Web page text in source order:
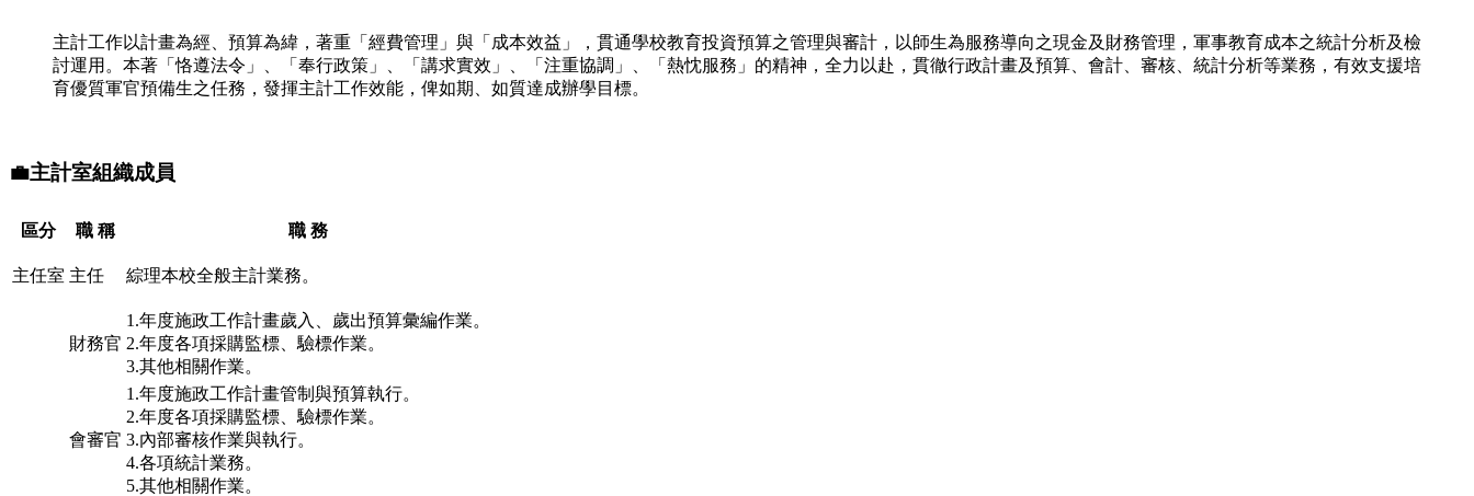
主計工作以計畫為經、預算為緯，著重「經費管理」與「成本效益」，貫通學校教育投資預算之管理與審計，以師生為服務導向之現金及財務管理，軍事教育成本之統計分析及檢
討運用。本著「恪遵法令」、「奉行政策」、「講求實效」、「注重協調」、「熱忱服務」的精神，全力以赴，貫徹行政計畫及預算、會計、審核、統計分析等業務，有效支援培
育優質軍官預備生之任務，發揮主計工作效能，俾如期、如質達成辦學目標。
💼主計室組織成員
區分 職 稱 職 務
主任室 主任 綜理本校全般主計業務。
財務官
1.年度施政工作計畫歲入、歲出預算彙編作業。
2.年度各項採購監標、驗標作業。
3.其他相關作業。
會審官
1.年度施政工作計畫管制與預算執行。
2.年度各項採購監標、驗標作業。
3.內部審核作業與執行。
4.各項統計業務。
5.其他相關作業。